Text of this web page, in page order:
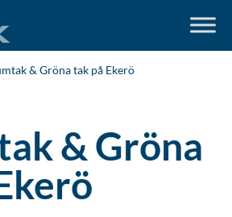
& Gröna tak på Ekerö
& Gröna